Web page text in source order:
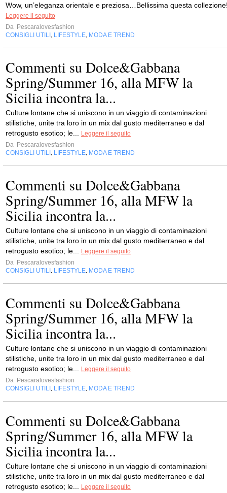
Wow, un’eleganza orientale e preziosa…Bellissima questa
Leggere il seguito
Da Pescaralovesfashion
CONSIGLI UTILI
LIFESTYLE MODA E TREND
Commenti su Dolce&Gabbana
Spring/Summer 16, alla MFW la
Sicilia incontra la...
Culture lontane che si uniscono in un viaggio di contaminazioni
stilistiche, unite tra loro in un mix dal gusto mediterraneo e dal
retrogusto esotico; le...
Leggere il seguito
Da Pescaralovesfashion
CONSIGLI UTILI
LIFESTYLE MODA E TREND
Commenti su Dolce&Gabbana
Spring/Summer 16, alla MFW la
Sicilia incontra la...
Culture lontane che si uniscono in un viaggio di contaminazioni
stilistiche, unite tra loro in un mix dal gusto mediterraneo e dal
retrogusto esotico; le...
Leggere il seguito
Da Pescaralovesfashion
CONSIGLI UTILI
LIFESTYLE MODA E TREND
Commenti su Dolce&Gabbana
Spring/Summer 16, alla MFW la
Sicilia incontra la...
Culture lontane che si uniscono in un viaggio di contaminazioni
stilistiche, unite tra loro in un mix dal gusto mediterraneo e dal
retrogusto esotico; le...
Leggere il seguito
Da Pescaralovesfashion
CONSIGLI UTILI
LIFESTYLE MODA E TREND
Commenti su Dolce&Gabbana
Spring/Summer 16, alla MFW la
Sicilia incontra la...
Culture lontane che si uniscono in un viaggio di contaminazioni
stilistiche, unite tra loro in un mix dal gusto mediterraneo e dal
retrogusto esotico; le...
Leggere il seguito